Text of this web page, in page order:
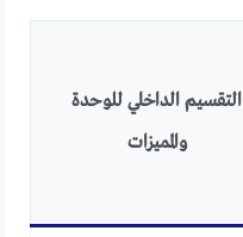
التقسيم الداخلي للوحدة
والمميزات